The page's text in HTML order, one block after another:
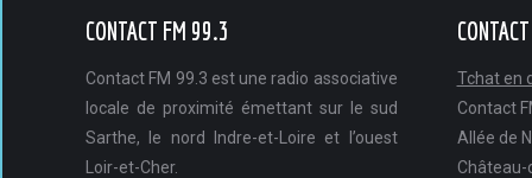
DES LIVRES ET VOUS du jeudi 22 janvier - Une dose de
CONTACT FM 99.3
Contact FM 99.3 est une radio associative
locale de proximité émettant sur le sud
Sarthe, le nord Indre-et-Loire et l’ouest
Loir-et-Cher.
CONTACT
Tchat en
Contact
Allée de
Château-